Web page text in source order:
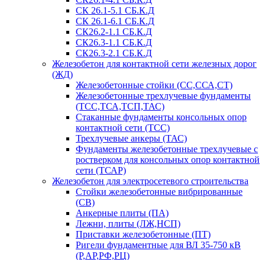
СК 26.1-5.1 СБ.К.Д
СК 26.1-6.1 СБ.К.Д
СК26.2-1.1 СБ.К.Д
СК26.3-1.1 СБ.К.Д
СК26.3-2.1 СБ.К.Д
Железобетон для контактной сети железных дорог
(ЖД)
Железобетонные стойки (СС,ССА,СТ)
Железобетонные трехлучевые фундаменты
(ТСС,ТСА,ТСП,ТАС)
Стаканные фундаменты консольных опор
контактной сети (ТСС)
Трехлучевые анкеры (ТАС)
Фундаменты железобетонные трехлучевые с
ростверком для консольных опор контактной
сети (ТСАР)
Железобетон для электросетевого строительства
Стойки железобетонные вибрированные
(СВ)
Анкерные плиты (ПА)
Лежни, плиты (ЛЖ,НСП)
Приставки железобетонные (ПТ)
Ригели фундаментные для ВЛ 35-750 кВ
(Р,АР,РФ,РЦ)